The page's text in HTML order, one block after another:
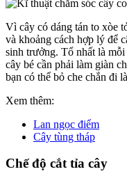
Vì cây có dáng tán to xòe
và khoảng cách hợp lý để
sinh trưởng. Tổ nhất là
cây bé cần phải làm giàn
bạn có thể bỏ che chắn đi
Xem thêm:
Lan ngọc điểm
Cây tùng tháp
Chế độ cắt tỉa cây